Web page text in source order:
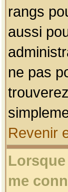
rangs
aussi
ne pas
Revenir
me